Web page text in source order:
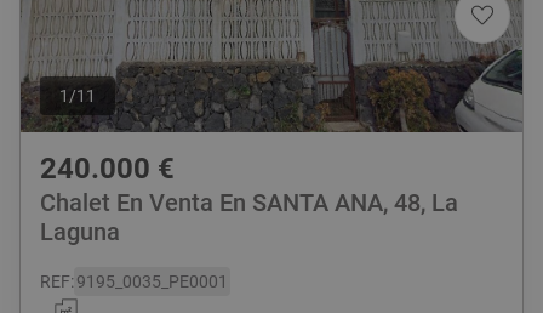
1 /11
240.000 €
Chalet En Venta En SANTA ANA, 48, La
Laguna
REF:9195_0035_PE0001